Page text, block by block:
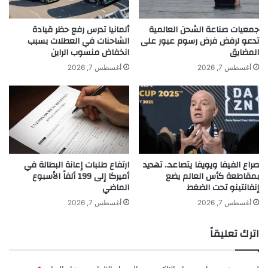
khabar3ajeldubai.com — فيلم “باربي” يعرض في الإمارات
اعتباراً من 31 أغسطس
ج
ي
د
ئ
ي
ا
ل
ن
ا
ت
ي
ل
ع
ا
ئ
ق
م
م
ا
جمعيات صناعة الشحن العالمية
تدعو لرفض فرض رسوم عبور على
المضايق
أغسطس 7, 2026
ألمانيا تدرس رفع حظر قيادة
الشاحنات في العطلات بسبب
انخفاض منسوب الراين
أغسطس 7, 2026
صراع الفيفا ويويفا يتصاعد.. تهديد
بمقاطعة كأس العالم يضع
إنفانتينو تحت الضغط
أغسطس 7, 2026
ارتفاع طلبات إعانة البطالة في
أميركا إلى 199 ألفاً الأسبوع
الماضي
أغسطس 7, 2026
اترك تعليقاً